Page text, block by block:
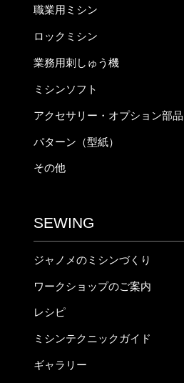
職業用ミシン
ロックミシン
業務用刺しゅう機
ミシンソフト
アクセサリー・オプション部品
パターン（型紙）
その他
SEWING
ジャノメのミシンづくり
ワークショップのご案内
レシピ
ミシンテクニックガイド
ギャラリー